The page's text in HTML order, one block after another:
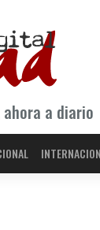
a diario